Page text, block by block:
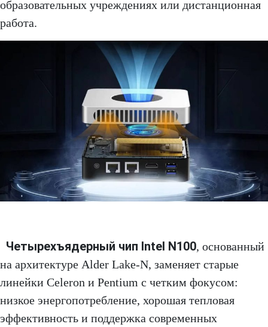
образовательных учреждениях или дистанционная
работа.
Четырехъядерный чип Intel N100, основанный
на архитектуре Alder Lake-N, заменяет старые
линейки Celeron и Pentium с четким фокусом:
низкое энергопотребление, хорошая тепловая
эффективность и поддержка современных